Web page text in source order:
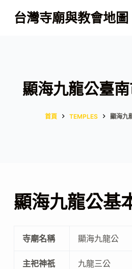
跳
至
台灣寺廟與教會地圖
顯海九龍公臺
首頁 TEMPLES 顯海九
顯海九龍公基
寺廟名稱 顯海九龍公
主祀神祇 九龍三公